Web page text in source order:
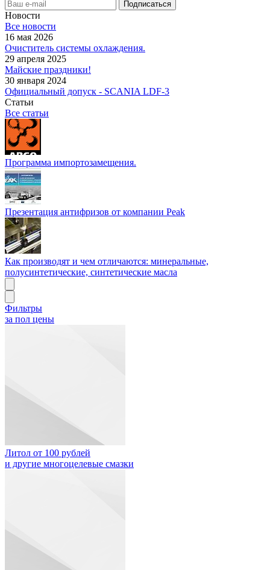
Новости
Все новости
16 мая 2026
Очиститель системы охлаждения.
29 апреля 2025
Майские праздники!
30 января 2024
Официальный допуск - SCANIA LDF-3
Статьи
Все статьи
Программа импортозамещения.
Презентация антифризов от компании Peak
Как производят и чем отличаются: минеральные,
полусинтетические, синтетические масла
Фильтры
за пол цены
Литол от 100 рублей
и другие многоцелевые смазки